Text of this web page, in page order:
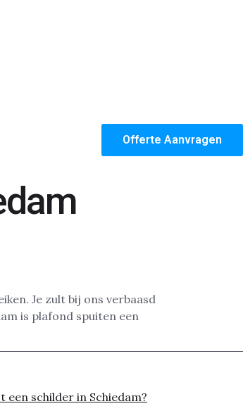
Offerte Aanvragen
Je zult bij ons verbaasd
is plafond spuiten een
een schilder in Schiedam?